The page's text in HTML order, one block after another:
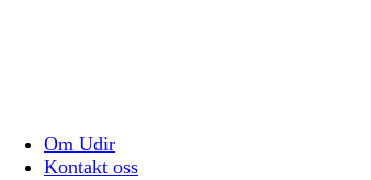
Om Udir
Kontakt oss